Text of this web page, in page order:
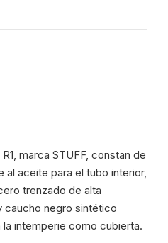
marca STUFF, constan de
aceite para el tubo interior,
trenzado de alta
caucho negro sintético
intemperie como cubierta.